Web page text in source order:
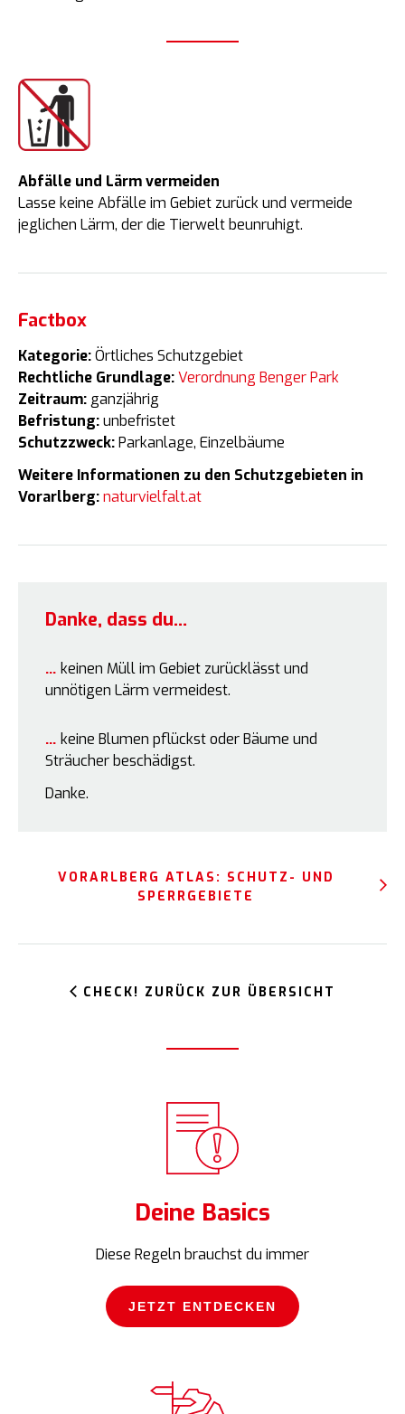
Abfälle und Lärm vermeiden
Lasse keine Abfälle im Gebiet zurück und vermeide
jeglichen Lärm, der die Tierwelt beunruhigt.
Factbox
Kategorie:Örtliches Schutzgebiet
Rechtliche Grundlage:Verordnung Benger Park
Zeitraum: ganzjährig
Befristung:unbefristet
Schutzzweck:Parkanlage, Einzelbäume
Weitere Informationen zu den Schutzgebieten in
Vorarlberg:naturvielfalt.at
Danke, dass du…
keinen Müll im Gebiet zurücklässt und
unnötigen Lärm vermeidest.
keine Blumen pflückst oder Bäume und
Sträucher beschädigst.
Danke.
VORARLBERG ATLAS: SCHUTZ- UND
SPERRGEBIETE
CHECK! ZURÜCK ZUR ÜBERSICHT
Deine Basics
Diese Regeln brauchst du immer
JETZT ENTDECKEN
JETZT ENTDECKEN